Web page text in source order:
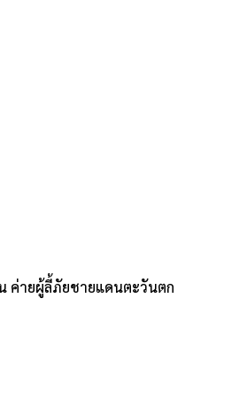
ค่ายผู้ลี้ภัยชายแดนตะวันตก